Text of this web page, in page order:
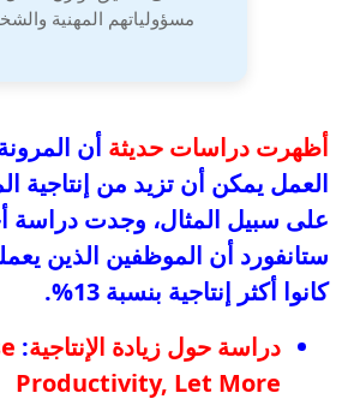
مسؤولياتهم المهنية
أظهرت دراسات حديثة أن
العمل يمكن أن تزيد من إنتاجية
على سبيل المثال، وجدت دراسة
ستانفورد أن الموظفين الذين
كانوا أكثر إنتاجية بنسبة 13%.
دراسة حول زيادة الإنتاجية:
Productivity, Let More